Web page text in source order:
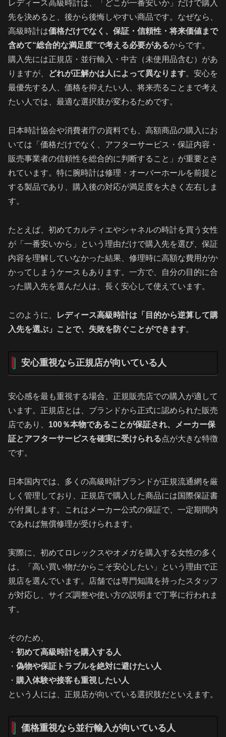
レディース高級時計は、「どこが一番安いか」だけで購入
先を決めると、後から後悔しやすい商品です。なぜなら、
高級時計は価格だけでなく、保証・信頼性・将来価値まで
含めて“総合的な満足度”で考える必要があるからです。
購入先には正規店・並行輸入・中古（未使用品含む）があ
りますが、
どれが正解かは人によって異なります。安心を
最優先する人、価格を抑えたい人、将来売ることまで考え
たい人では、最適な選択肢が変わるためです。
日本時計協会や消費者庁の資料でも、高額商品の購入にお
いては「価格だけでなく、アフターサービス・保証内容・
販売事業者の信頼性を総合的に判断すること」が重要とさ
れています。特に腕時計は修理・オーバーホールを前提と
する製品であり、購入後の対応が満足度を大きく左右しま
す。
たとえば、初めてカルティエやシャネルの時計を買う女性
が「一番安いから」という理由だけで購入先を選び、保証
内容を理解していなかった結果、修理時に高額な費用がか
かってしまうケースもあります。一方で、自分の目的に合
った購入先を選んだ人は、長く安心して使えています。
このように、
レディース高級時計は「目的から逆算して購
入先を選ぶ」ことで、失敗を防ぐことができます。
安心重視なら正規店が向いている人
安心感を最も重視する場合、正規販売店での購入が適して
います。正規店とは、ブランドから正式に認められた販売
店であり、 100％本物であることが保証され、メーカー保
証とアフターサービスを確実に受けられる点が大きな特徴
です。
日本国内では、多くの高級時計ブランドが正規流通網を厳
しく管理しており、正規店で購入した商品には国際保証書
が付属します。これはメーカー公式の保証で、一定期間内
であれば無償修理が受けられます。
実際に、初めてロレックスやオメガを購入する女性の多く
は、「高い買い物だからこそ安心したい」という理由で正
規店を選んでいます。店舗では専門知識を持ったスタッフ
が対応し、サイズ調整や使い方の説明まで丁寧に行われま
す。
そのため、
・ 初めて高級時計を購入する人
・ 偽物や保証トラブルを絶対に避けたい人
・ 購入体験や接客も重視したい人
という人には、正規店が向いている選択肢だといえます。
価格重視なら並行輸入が向いている人